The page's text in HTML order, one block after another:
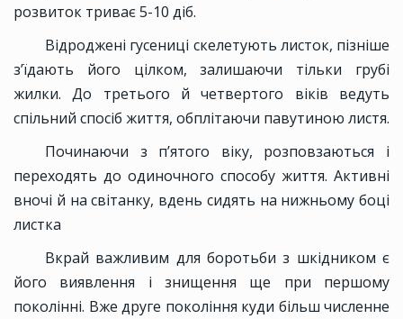
розвиток триває 5-10 діб.
Відроджені гусениці скелетують листок, пізніше
з’їдають його цілком, залишаючи тільки грубі
жилки. До третього й четвертого віків ведуть
спільний спосіб життя, обплітаючи павутиною листя.
Починаючи з п’ятого віку, розповзаються і
переходять до одиночного способу життя. Активні
вночі й на світанку, вдень сидять на нижньому боці
листка
Вкрай важливим для боротьби з шкідником є
його виявлення і знищення ще при першому
поколінні. Вже друге покоління куди більш численне